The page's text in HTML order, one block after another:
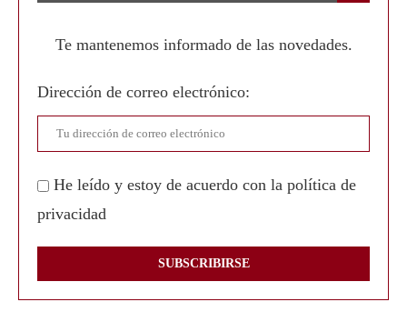
Te mantenemos informado de las novedades.
Dirección de correo electrónico:
He leído y estoy de acuerdo con la política de
privacidad